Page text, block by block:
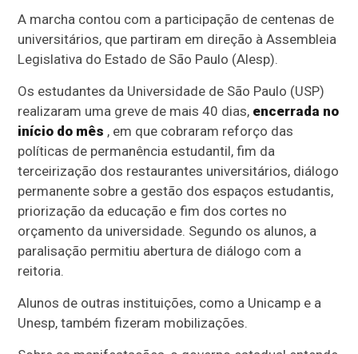
A marcha contou com a participação de centenas de
universitários, que partiram em direção à Assembleia
Legislativa do Estado de São Paulo (Alesp).
Os estudantes da Universidade de São Paulo (USP)
realizaram uma greve de mais 40 dias, encerrada no
início do mês , em que cobraram reforço das
políticas de permanência estudantil, fim da
terceirização dos restaurantes universitários, diálogo
permanente sobre a gestão dos espaços estudantis,
priorização da educação e fim dos cortes no
orçamento da universidade. Segundo os alunos, a
paralisação permitiu abertura de diálogo com a
reitoria.
Alunos de outras instituições, como a Unicamp e a
Unesp, também fizeram mobilizações.